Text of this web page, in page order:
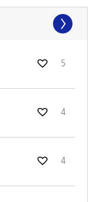
5
4
4